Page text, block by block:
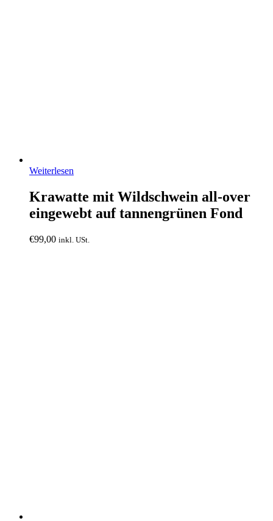
Weiterlesen
Krawatte mit Wildschwein all-over
eingewebt auf tannengrünen Fond
€99,00 inkl. USt.